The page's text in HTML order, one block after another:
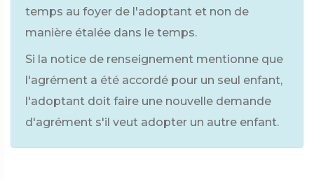
temps au foyer de l'adoptant et non de
manière étalée dans le temps.
Si la notice de renseignement mentionne que
l'agrément a été accordé pour un seul enfant,
l'adoptant doit faire une nouvelle demande
d'agrément s'il veut adopter un autre enfant.